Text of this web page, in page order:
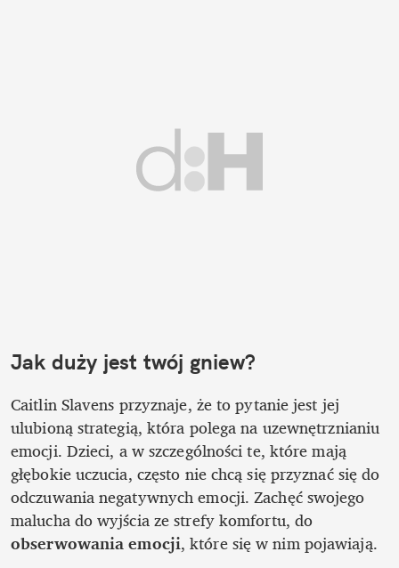
Jak duży jest twój gniew?
Caitlin Slavens przyznaje, że to pytanie jest jej
ulubioną strategią, która polega na uzewnętrznianiu
emocji. Dzieci, a w szczególności te, które mają
głębokie uczucia, często nie chcą się przyznać się do
odczuwania negatywnych emocji. Zachęć swojego
obserwowania emocji, które się w nim pojawiają.